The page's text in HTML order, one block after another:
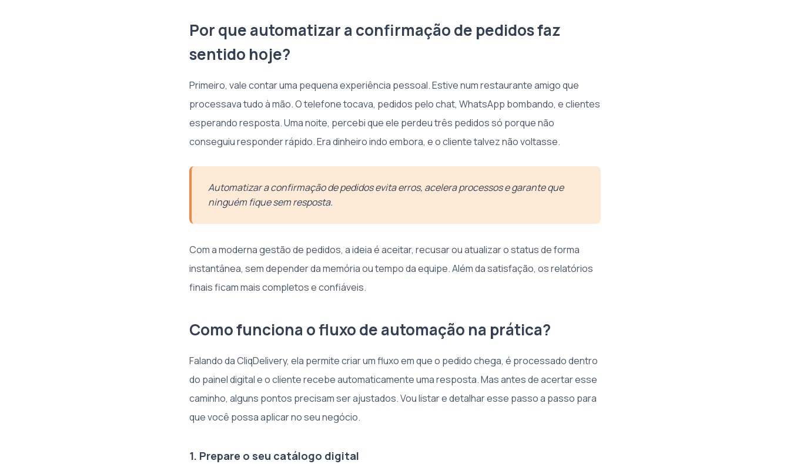
Por que automatizar a confirmação de pedidos faz
sentido hoje?
Primeiro, vale contar uma pequena experiência pessoal. Estive num restaurante amigo que
processava tudo à mão. O telefone tocava, pedidos pelo chat, WhatsApp bombando, e clientes
esperando resposta. Uma noite, percebi que ele perdeu três pedidos só porque não
conseguiu responder rápido. Era dinheiro indo embora, e o cliente talvez não voltasse.
Automatizar a confirmação de pedidos evita erros, acelera processos e garante que
ninguém fique sem resposta.
Com a moderna gestão de pedidos, a ideia é aceitar, recusar ou atualizar o status de forma
instantânea, sem depender da memória ou tempo da equipe. Além da satisfação, os relatórios
finais ficam mais completos e confiáveis.
Como funciona o fluxo de automação na prática?
Falando da CliqDelivery, ela permite criar um fluxo em que o pedido chega, é processado dentro
do painel digital e o cliente recebe automaticamente uma resposta. Mas antes de acertar esse
caminho, alguns pontos precisam ser ajustados. Vou listar e detalhar esse passo a passo para
que você possa aplicar no seu negócio.
1. Prepare o seu catálogo digital